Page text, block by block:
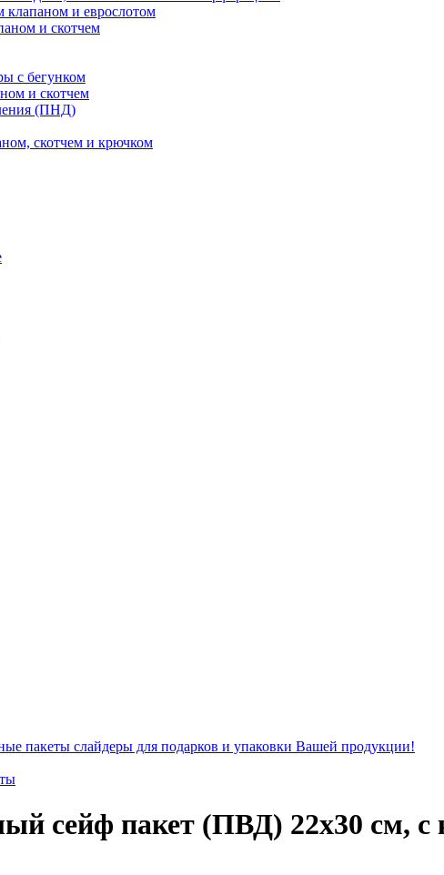
и еврослотом
и скотчем
с бегунком
и скотчем
(ПНД)
скотчем и крючком
пакеты слайдеры для подарков и упаковки Вашей продукции!
сейф пакет (ПВД) 22х30 см,